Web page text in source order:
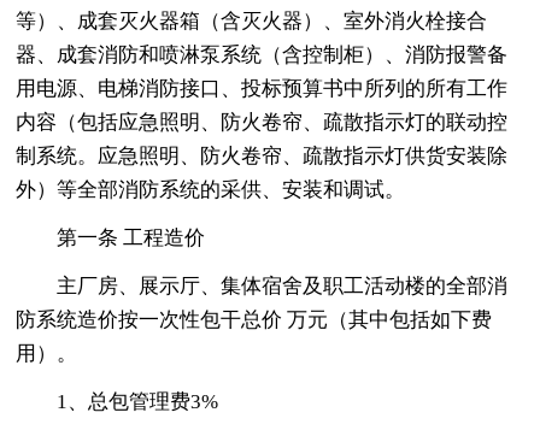
等）、成套灭火器箱（含灭火器）、室外消火栓接合
器、成套消防和喷淋泵系统（含控制柜）、消防报警备
用电源、电梯消防接口、投标预算书中所列的所有工作
内容（包括应急照明、防火卷帘、疏散指示灯的联动控
制系统。应急照明、防火卷帘、疏散指示灯供货安装除
外）等全部消防系统的采供、安装和调试。
第一条 工程造价
主厂房、展示厅、集体宿舍及职工活动楼的全部消
防系统造价按一次性包干总价 万元（其中包括如下费
用）。
1、总包管理费3%